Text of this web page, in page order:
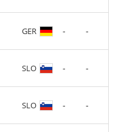
GER - -
SLO - -
SLO - -